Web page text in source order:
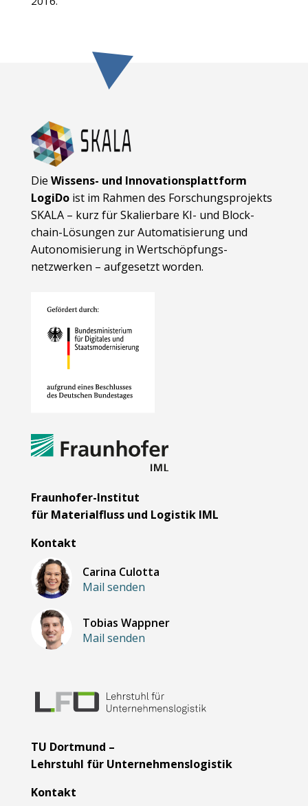
Die Wissens- und Innovationsplattform
LogiDoist im Rahmen des Forschungsprojekts
SKALA – kurz für Skalierbare KI- und Block­
chain-Lösungen zur Automatisierung und
Autonomisierung in Wert­schöpfungs­
netzwerken – aufgesetzt worden.
Fraunhofer-Institut
für Materialfluss und Logistik IML
Kontakt
Carina Culotta
Mail senden
Tobias Wappner
Mail senden
TU Dortmund –
Lehrstuhl für Unternehmenslogistik
Kontakt